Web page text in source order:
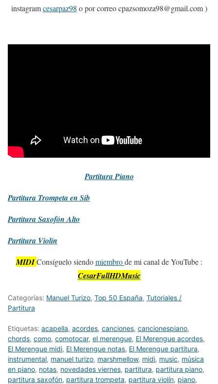
instagramcesarpaz98 o por correo cpazsomoza98@gmail.com )
PartituraPiano
Partitura Trompeta en Sib
PartituraSaxofón Alto
Partitura Violín
MIDI Consíguelo siendomiembrode mi canal de YouTube :
CesarFullHDMusic
Categorías: Manuel Turizo, Top 50 España, Tutoriales /
Partitura
Etiquetas: acapella, acordes, canciones, cancionespiano,
chords, como, comotocar, el merengue, El Merengue acordes,
El Merengue midi, El Merengue notas, El Merengue partitura,
instrumental, manuel turizo, marshmellow, midi, music, música
en piano, notas, novedades viernes, partitura, partitura piano,
partitura saxofón, partitura trompeta, partitura violín, piano,